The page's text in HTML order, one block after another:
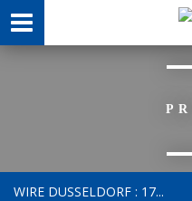
WIRE DUSSELDORF : 17...